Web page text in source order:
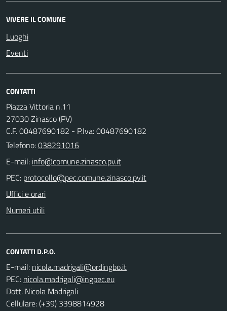
VIVERE IL COMUNE
Luoghi
Eventi
CONTATTI
Piazza Vittoria n.11
27030 Zinasco (PV)
C.F. 00487690182 - P.Iva: 00487690182
Telefono:038291016
E-mail:
PEC:
Uffici e orari
Numeri utili
CONTATTI D.P.O.
E-mail:
PEC:
Dott. Nicola Madrigali
Cellulare: (+39) 3398814928